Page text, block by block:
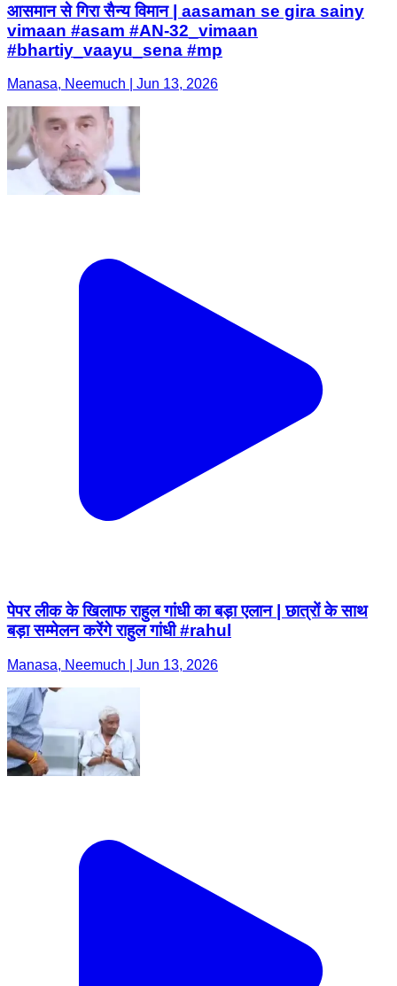
आसमान से गिरा सैन्य विमान | aasaman se gira sainy
vimaan #asam #AN-32_vimaan
#bhartiy_vaayu_sena #mp
Manasa, Neemuch | Jun 13, 2026
पेपर लीक के खिलाफ राहुल गांधी का बड़ा एलान | छात्रों के साथ
बड़ा सम्मेलन करेंगे राहुल गांधी #rahul
Manasa, Neemuch | Jun 13, 2026